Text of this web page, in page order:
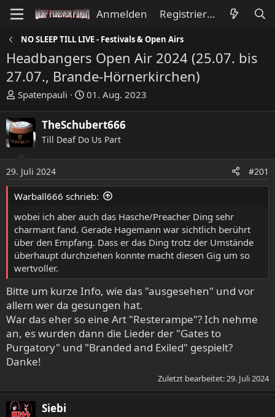
Anmelden Registrieren
NO SLEEP TILL LIVE - Festivals & Open Airs
Headbangers Open Air 2024 (25.07. bis
27.07., Brande-Hörnerkirchen)
E
s
t
e
l
e
r
Spatenpauli
E
s
t
e
l
t
a
01. Aug. 2023
TheSchubert666
Till Deaf Do Us Part
29. Juli 2024 #201
Warball666 schrieb:
wobei ich aber auch das Hasche/Preacher Ding sehr
charmant fand. Gerade Hagemann war sichtlich berührt
über den Empfang. Dass er das Ding trotz der Umstände
überhaupt durchziehen konnte macht diesen Gig um so
wertvoller.
Bitte um kurze Info, wie das "ausgesehen" und vor
allem wer da gesungen hat.
War das eher so eine Art "Resterampe"? Ich nehme
an, es wurden dann die Lieder der "Gates to
Purgatory" und "Branded and Exiled" gespielt?
Danke!
Zuletzt bearbeitet: 29. Juli 2024
Siebi